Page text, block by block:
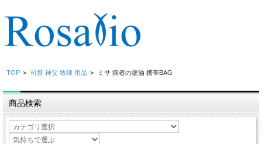
TOP > 司祭 神父 牧師 用品 > ミサ 病者の塗油 携帯BAG
商品検索